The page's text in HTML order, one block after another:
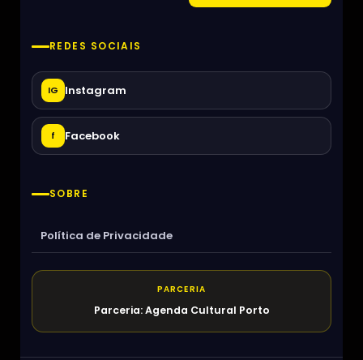
REDES SOCIAIS
IG Instagram
f Facebook
SOBRE
Política de Privacidade
PARCERIA
Parceria: Agenda Cultural Porto